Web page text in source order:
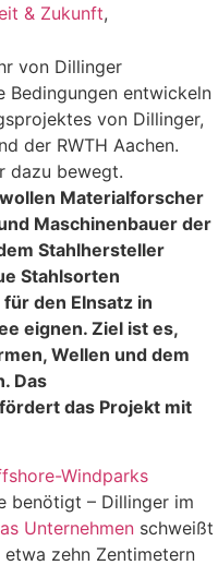
& Zukunft,
Bedingungen entwickeln
von Dillinger,
der RWTH Aachen.
dazu bewegt.
Materialforscher
Maschinenbauer der
Stahlhersteller
Stahlsorten
den EInsatz in
eignen. Ziel ist es,
Wellen und dem
Das
das Projekt mit
Windparks
benötigt – Dillinger im
Unternehmen schweißt
zehn Zentimetern